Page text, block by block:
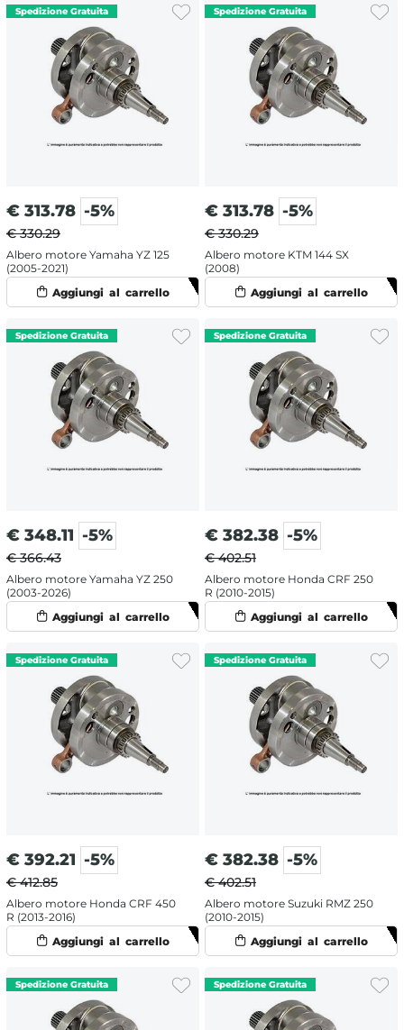
€ 313.78 -5%
€ 330.29
Albero motore Yamaha YZ 125
(2005-2021)
€ 313.78 -5%
€ 330.29
Albero motore KTM 144 SX
(2008)
€ 348.11 -5%
€ 366.43
Albero motore Yamaha YZ 250
(2003-2026)
€ 382.38 -5%
€ 402.51
Albero motore Honda CRF 250
R (2010-2015)
€ 392.21 -5%
€ 412.85
Albero motore Honda CRF 450
R (2013-2016)
€ 382.38 -5%
€ 402.51
Albero motore Suzuki RMZ 250
(2010-2015)